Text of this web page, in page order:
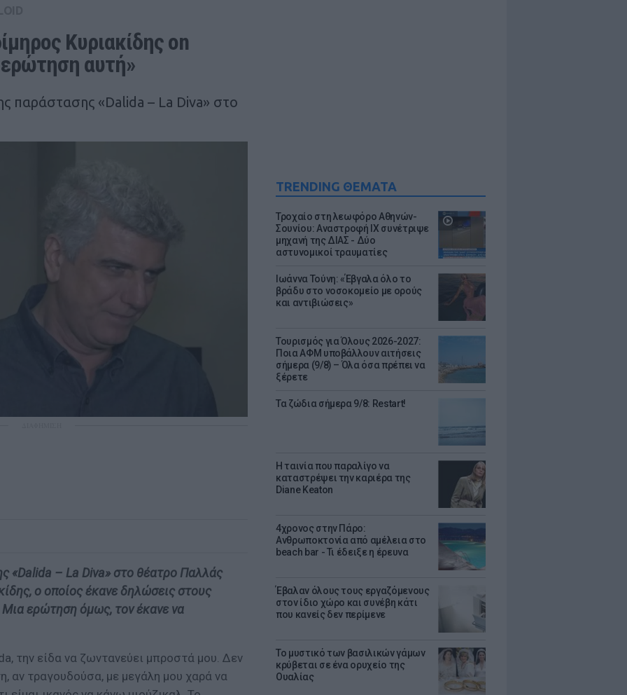
TRENDING ΘΕΜΑΤΑ
Τροχαίο στη λεωφόρο Αθηνών-
Σουνίου: Αναστροφή ΙΧ συνέτριψε
μηχανή της ΔΙΑΣ - Δύο
αστυνομικοί τραυματίες
Ιωάννα Τούνη: «Έβγαλα όλο το
βράδυ στο νοσοκομείο με ορούς
και αντιβιώσεις»
Τουρισμός για Όλους 2026-2027:
Ποια ΑΦΜ υποβάλλουν αιτήσεις
σήμερα (9/8) – Όλα όσα πρέπει να
ξέρετε
Τα ζώδια σήμερα 9/8: Restart!
Η ταινία που παραλίγο να
καταστρέψει την καριέρα της
Diane Keaton
4χρονος στην Πάρο:
Ανθρωποκτονία από αμέλεια στο
beach bar - Τι έδειξε η έρευνα
Έβαλαν όλους τους εργαζόμενους
στον ίδιο χώρο και συνέβη κάτι
που κανείς δεν περίμενε
Το μυστικό των βασιλικών γάμων
κρύβεται σε ένα ορυχείο της
Ουαλίας
Κυριακίδης on
ερώτηση αυτή»
παράστασης «Dalida – La Diva» στο
«Dalida – La Diva» στο θέατρο Παλλάς
ο οποίος έκανε δηλώσεις στους
ερώτηση όμως, τον έκανε να
την είδα να ζωντανεύει μπροστά μου. Δεν
αν τραγουδούσα, με μεγάλη μου χαρά να